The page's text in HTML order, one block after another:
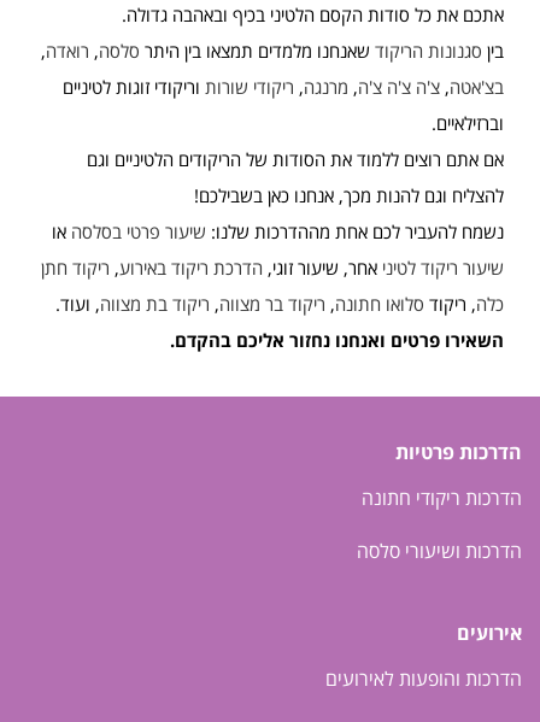
אתכם את כל סודות הקסם הלטיני בכיף ובאהבה גדולה.
בין סגנונות הריקודשאנחנו מלמדים תמצאו בין היתר סלסה, רואדה,
בצ'אטה, צ'ה צ'ה צ'ה, מרנגה, ריקודי שורות וריקודי זוגות לטיניים
וברזילאיים.
אם אתם רוצים ללמוד את הסודות של הריקודים הלטיניים וגם
להצליח וגם להנות מכך, אנחנו כאן בשבילכם!
נשמח להעביר לכם אחת מההדרכות שלנו: שיעור פרטי בסלסה או
שיעור ריקוד לטיני אחר, שיעור זוגי, הדרכת ריקוד באירוע, ריקוד חתן
כלה, ריקוד סלואו חתונה, ריקוד בר מצווה, ריקוד בת מצווה, ועוד.
השאירו פרטים ואנחנו נחזור אליכם בהקדם.
הדרכות פרטיות
הדרכות ריקודי חתונה
הדרכות ושיעורי סלסה
אירועים
הדרכות והופעות לאירועים